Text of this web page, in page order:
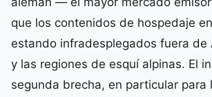
que los contenidos de hospedaje
estando infradesplegados fuera de
y las regiones de esquí alpinas. El
segunda brecha, en particular para